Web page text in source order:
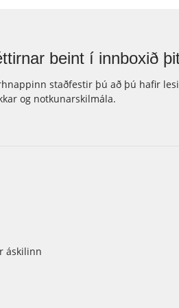
beint í innboxið
staðfestir þú að þú hafir
og notkunarskilmála.
áskilinn